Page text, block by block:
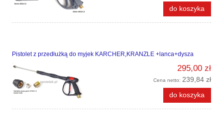
do koszyka
Pistolet z przedłużką do myjek KARCHER,KRANZLE +lanca+dysza
295,00 zł
Cena netto: 239,84 zł
do koszyka